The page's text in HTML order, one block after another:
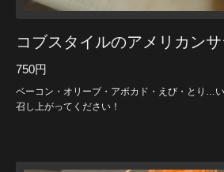
コブスタイルのアメリカン
750円
ベーコン・オリーブ・アボカド・えび・とり…
召し上がってください！